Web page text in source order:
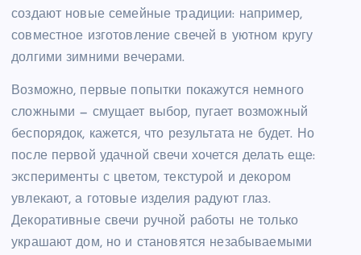
создают новые семейные традиции: например,
совместное изготовление свечей в уютном кругу
долгими зимними вечерами.
Возможно, первые попытки покажутся немного
сложными — смущает выбор, пугает возможный
беспорядок, кажется, что результата не будет. Но
после первой удачной свечи хочется делать еще:
эксперименты с цветом, текстурой и декором
увлекают, а готовые изделия радуют глаз.
Декоративные свечи ручной работы не только
украшают дом, но и становятся незабываемыми